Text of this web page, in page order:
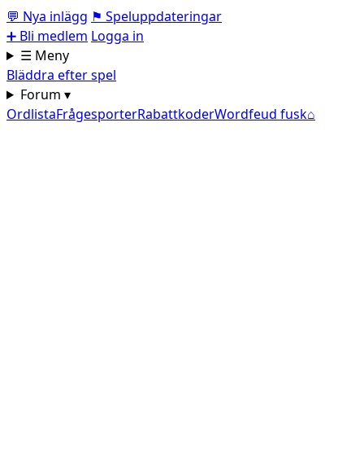
💬 Nya inlägg ⚑ Speluppdateringar
➕ Bli medlem Logga in
☰ Meny
Bläddra efter spel
Forum ▾
OrdlistaFrågesporterRabattkoderWordfeud fusk⌂